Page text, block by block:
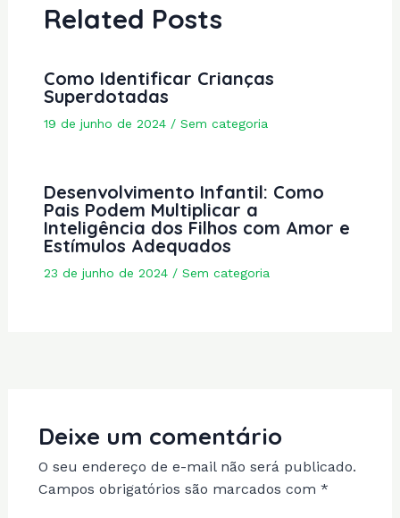
Related Posts
Como Identificar Crianças
Superdotadas
19 de junho de 2024 / Sem categoria
Desenvolvimento Infantil: Como
Pais Podem Multiplicar a
Inteligência dos Filhos com Amor e
Estímulos Adequados
23 de junho de 2024 / Sem categoria
Deixe um comentário
O seu endereço de e-mail não será publicado.
Campos obrigatórios são marcados com *